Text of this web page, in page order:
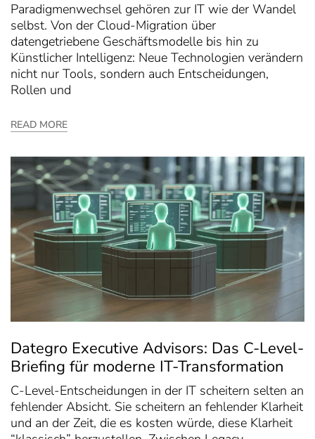
Paradigmenwechsel gehören zur IT wie der Wandel
selbst. Von der Cloud-Migration über
datengetriebene Geschäftsmodelle bis hin zu
Künstlicher Intelligenz: Neue Technologien verändern
nicht nur Tools, sondern auch Entscheidungen,
Rollen und
READ MORE
Dategro Executive Advisors: Das C-Level-
Briefing für moderne IT-Transformation
C-Level-Entscheidungen in der IT scheitern selten an
fehlender Absicht. Sie scheitern an fehlender Klarheit
und an der Zeit, die es kosten würde, diese Klarheit